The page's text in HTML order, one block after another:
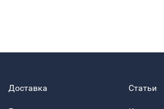
Доставка Статьи